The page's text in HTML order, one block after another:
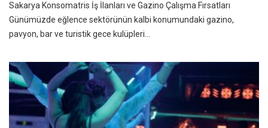
Sakarya Konsomatris İş İlanları ve Gazino Çalışma Fırsatları
Günümüzde eğlence sektörünün kalbi konumundaki gazino,
pavyon, bar ve turistik gece kulüpleri…